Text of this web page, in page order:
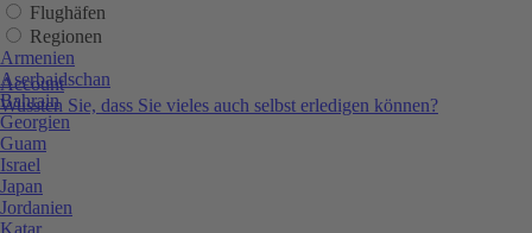
Account
Wussten Sie, dass Sie vieles auch selbst erledigen können?
Flughäfen
Regionen
Armenien
Aserbaidschan
Bahrain
Georgien
Guam
Israel
Japan
Jordanien
Katar